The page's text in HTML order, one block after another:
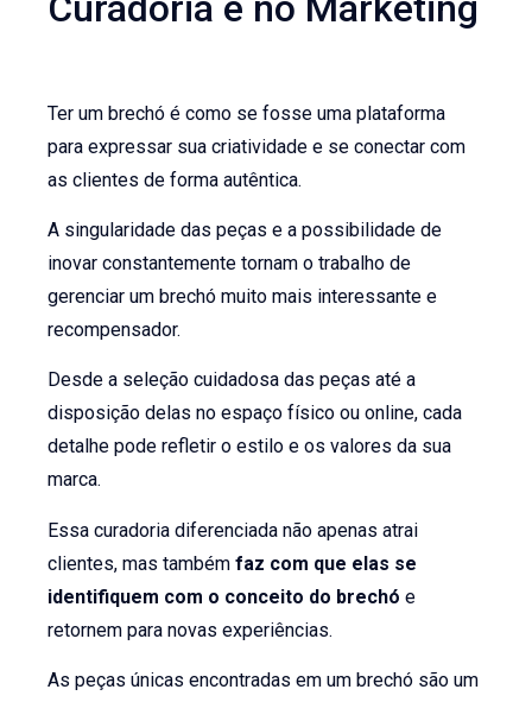
Ter um brechó é como se fosse uma plataforma
para expressar sua criatividade e se conectar com
as clientes de forma autêntica.
A singularidade das peças e a possibilidade de
inovar constantemente tornam o trabalho de
gerenciar um brechó muito mais interessante e
recompensador.
Desde a seleção cuidadosa das peças até a
disposição delas no espaço físico ou online, cada
detalhe pode refletir o estilo e os valores da sua
marca.
Essa curadoria diferenciada não apenas atrai
clientes, mas tambémfaz com que elas se
identifiquem com o conceito do brechó e
retornem para novas experiências.
As peças únicas encontradas em um brechó são um